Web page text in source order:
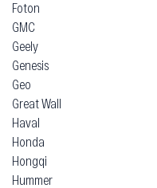
Foton
GMC
Geely
Genesis
Geo
Great Wall
Haval
Honda
Hongqi
Hummer